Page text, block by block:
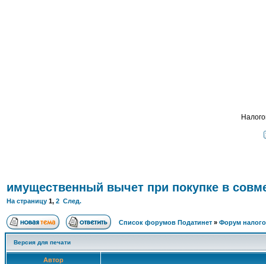
имущественный вычет при покупке в
На страницу 1, 2 След.
Список форумов Податинет » Форум
Версия для печати
Автор